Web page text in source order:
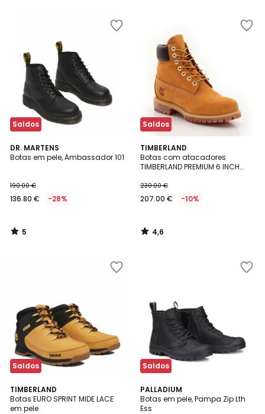
Saldos
DR. MARTENS
Botas em pele, Ambassador 101
190.00 €
136.80 € -28%
5
/
5
/
Saldos
TIMBERLAND
Botas com atacadores
TIMBERLAND PREMIUM 6 INCH
230.00 €
207.00 € -10%
4,6
/ 5
4,6
/
Saldos
TIMBERLAND
Botas EURO SPRINT MIDE LACE
em pele
4,7
/ 5
Saldos
PALLADIUM
Botas em pele, Pampa Zip Lth
Ess
3,7
/ 5